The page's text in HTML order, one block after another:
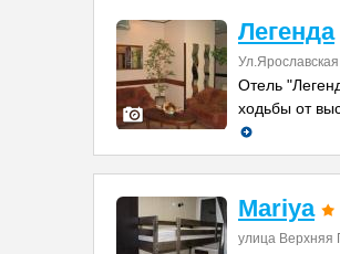
Легенда
Отель
ходьбы от
Mariya
улица Верхняя